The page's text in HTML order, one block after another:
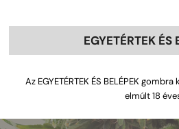
EGYETÉRTEK ÉS
Az EGYETÉRTEK ÉS BELÉPEK
elmúlt 18